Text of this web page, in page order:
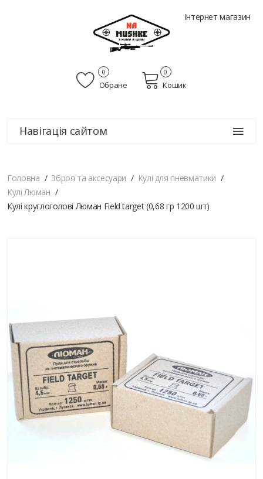
Інтернет магазин
Обране
0
Кошик
0
Навігація сайтом
Головна Зброя та аксесуари
Кулі для пневматики
Кулі Люман
Кулі круглоголові Люман Field target (0,68 гр 1200 шт)